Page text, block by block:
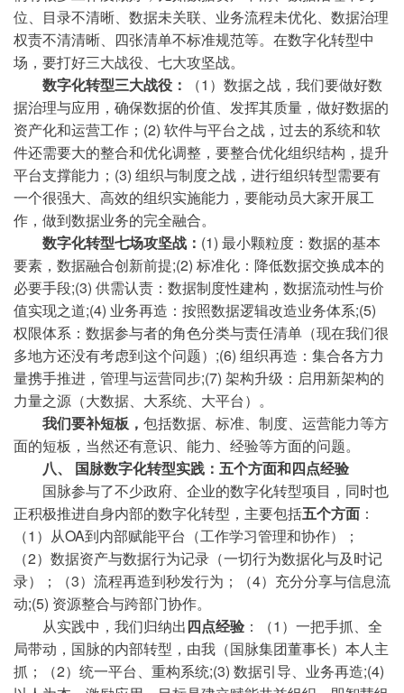
位、目录不清晰、数据未关联、业务流程未优化、数据治理
权责不清清晰、四张清单不标准规范等。在数字化转型中
场，要打好三大战役、七大攻坚战。
数字化转型三大战役：
（1）数据之战，我们要做好数
据治理与应用，确保数据的价值、发挥其质量，做好数据的
资产化和运营工作；(2) 软件与平台之战，过去的系统和软
件还需要大的整合和优化调整，要整合优化组织结构，提升
平台支撑能力；(3) 组织与制度之战，进行组织转型需要有
一个很强大、高效的组织实施能力，要能动员大家开展工
作，做到数据业务的完全融合。
数字化转型七场攻坚战： (1) 最小颗粒度：数据的基本
要素，数据融合创新前提;(2) 标准化：降低数据交换成本的
必要手段;(3) 供需认责：数据制度性建构，数据流动性与价
值实现之道;(4) 业务再造：按照数据逻辑改造业务体系;(5)
权限体系：数据参与者的角色分类与责任清单（现在我们很
多地方还没有考虑到这个问题）;(6) 组织再造：集合各方力
量携手推进，管理与运营同步;(7) 架构升级：启用新架构的
力量之源（大数据、大系统、大平台）。
我们要补短板， 包括数据、标准、制度、运营能力等方
面的短板，当然还有意识、能力、经验等方面的问题。
八、 国脉数字化转型实践：五个方面和四点经验
国脉参与了不少政府、企业的数字化转型项目，同时也
正积极推进自身内部的数字化转型，主要包括五个方面 ：
（1）从OA到内部赋能平台（工作学习管理和协作）；
（2）数据资产与数据行为记录（一切行为数据化与及时记
录）；（3）流程再造到秒发行为；（4）充分分享与信息流
动;(5) 资源整合与跨部门协作。
从实践中，我们归纳出四点经验 ：（1）一把手抓、全
局带动，国脉的内部转型，由我（国脉集团董事长）本人主
抓；（2）统一平台、重构系统;(3) 数据引导、业务再造;(4)